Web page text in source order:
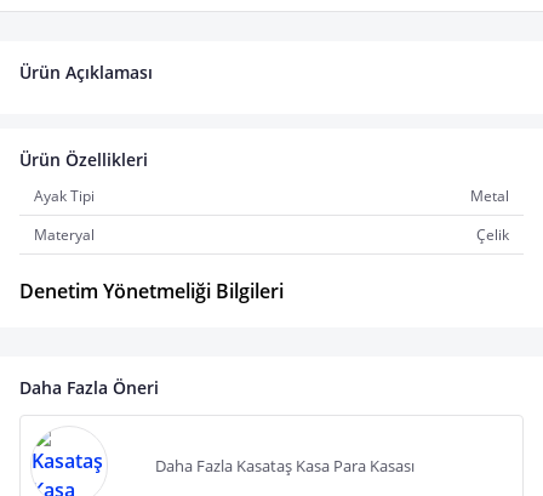
Ürün Açıklaması
Ürün Özellikleri
Ayak Tipi
Metal
Materyal
Çelik
Denetim Yönetmeliği Bilgileri
Daha Fazla Öneri
Daha Fazla Kasataş Kasa Para Kasası